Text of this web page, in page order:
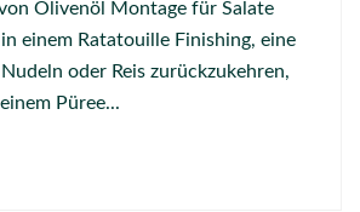
Olivenöl Montage für Salate
einem Ratatouille Finishing, eine
oder Reis zurückzukehren,
Püree...